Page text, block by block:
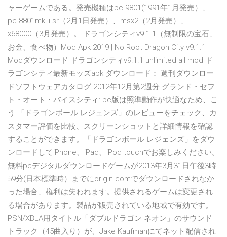
ャーゲームである。発売機種はpc-9801(1991年1月発売）、
pc-8801mk ii sr（2月1日発売）、msx2（2月発売）、
x68000（3月発売）。 ドラゴンシティv9.1.1（無制限の宝石、
お金、食べ物）Mod Apk 2019 | No Root Dragon City v9.1.1
Modダウンロード ドラゴンシティv9.1.1 unlimited all mod ド
ラゴンシティ最新モッズapk ダウンロード： 週刊ダウンロー
ドソフトウェアカタログ 2012年12月第2週分 グランド・セフ
ト・オート・バイスシティ: pc版は照準動作が快適なため、こ
う ‎「ドラゴンボール レジェンズ」のレビューをチェック、カ
スタマー評価を比較、スクリーンショットと詳細情報を確認
することができます。「ドラゴンボール レジェンズ」をダウ
ンロードしてiPhone、iPad、iPod touchでお楽しみください。
無料pcデジタルダウンロードゲームが2013年3月31日午後3時
59分(日本標準時）までにorigin.comでダウンロードされなか
った場合、権利は失われます。提供されるゲームは変更され
る場合があります。製品が販売されている地域で有効です。
PSN/XBLA用タイトル「ダブルドラゴン ネオン」のサウンド
トラック（45曲入り）が、Jake Kaufmanにてネット配信され